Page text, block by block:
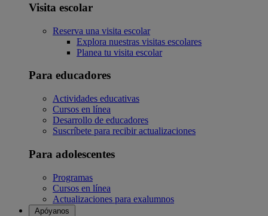
Visita escolar
Reserva una visita escolar
Explora nuestras visitas escolares
Planea tu visita escolar
Para educadores
Actividades educativas
Cursos en línea
Desarrollo de educadores
Suscríbete para recibir actualizaciones
Para adolescentes
Programas
Cursos en línea
Actualizaciones para exalumnos
Apóyanos